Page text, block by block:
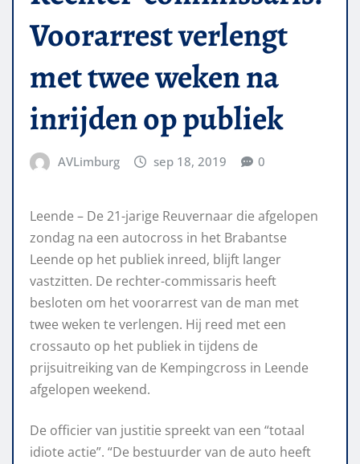
Voorarrest verlengt
met twee weken na
inrijden op publiek
AVLimburg sep 18, 2019 0
Leende – De 21-jarige Reuvernaar die afgelopen
zondag na een autocross in het Brabantse
Leende op het publiek inreed, blijft langer
vastzitten. De rechter-commissaris heeft
besloten om het voorarrest van de man met
twee weken te verlengen. Hij reed met een
crossauto op het publiek in tijdens de
prijsuitreiking van de Kempingcross in Leende
afgelopen weekend.
De officier van justitie spreekt van een “totaal
idiote actie”. “De bestuurder van de auto heeft